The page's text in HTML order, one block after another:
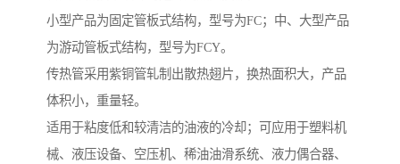
小型产品为固定管板式结构，型号为FC；中、大型产品
为游动管板式结构，型号为FCY。
传热管采用紫铜管轧制出散热翅片，换热面积大，产品
体积小，重量轻。
适用于粘度低和较清洁的油液的冷却；可应用于塑料机
械、液压设备、空压机、稀油油滑系统、液力偶合器、